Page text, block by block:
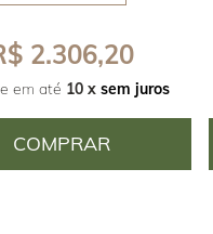
2.306,20
em até 10 x sem juros
COMPRAR